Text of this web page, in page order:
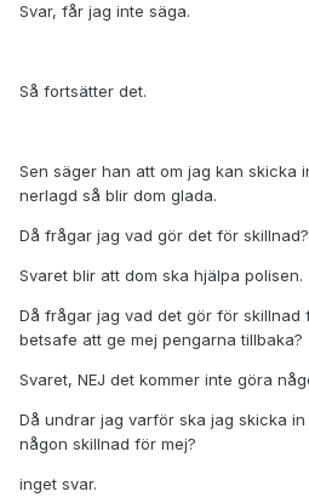
Svar, får jag inte säga.
Så fortsätter det.
Sen säger han att om jag kan skicka
nerlagd så blir dom glada.
Då frågar jag vad gör det för skillnad?
Svaret blir att dom ska hjälpa polisen.
Då frågar jag vad det gör för skillnad
betsafe att ge mej pengarna tillbaka?
Svaret, NEJ det kommer inte göra
Då undrar jag varför ska jag skicka
någon skillnad för mej?
inget svar.